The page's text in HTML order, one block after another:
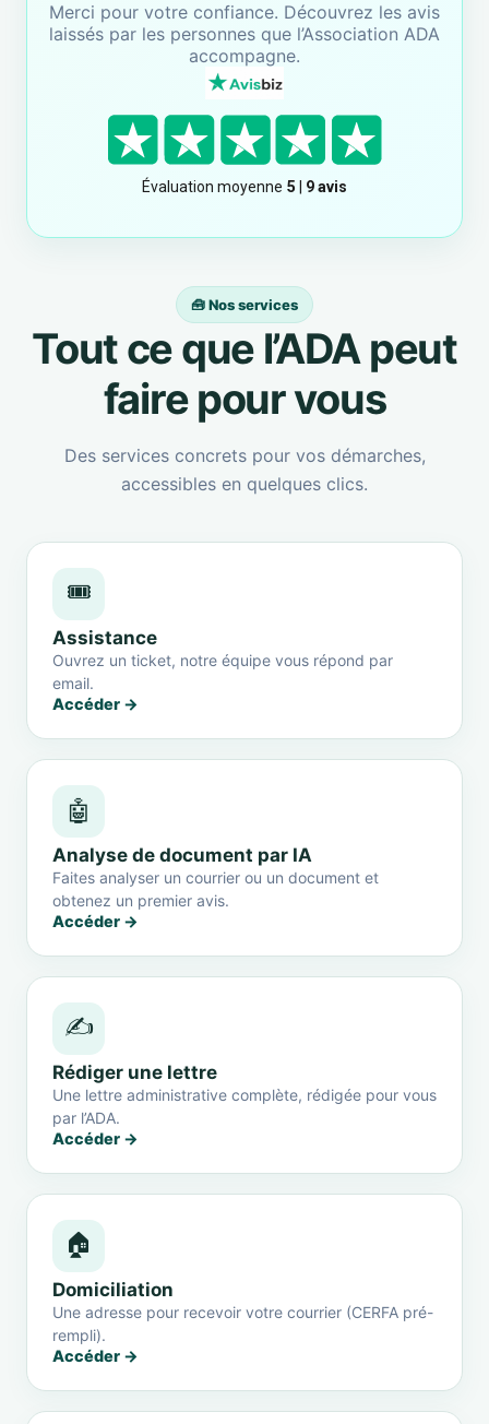
Merci pour votre confiance. Découvrez les avis
laissés par les personnes que l’Association ADA
accompagne.
🧰 Nos services
Tout ce que l’ADA peut
faire pour vous
Des services concrets pour vos démarches,
accessibles en quelques clics.
🎟️
Assistance
Ouvrez un ticket, notre équipe vous répond par
email.
Accéder →
🤖
Analyse de document par IA
Faites analyser un courrier ou un document et
obtenez un premier avis.
Accéder →
✍️
Rédiger une lettre
Une lettre administrative complète, rédigée pour vous
par l’ADA.
Accéder →
🏠
Domiciliation
Une adresse pour recevoir votre courrier (CERFA pré-
rempli).
Accéder →